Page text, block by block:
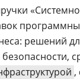
решений
,